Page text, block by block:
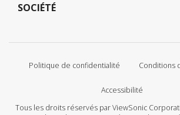
SOCIÉTÉ
Politique de confidentialité Conditions
Accessibilité
Tous les droits réservés par ViewSonic